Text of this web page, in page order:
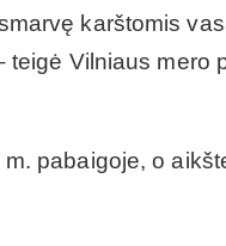
karštomis
Vilniaus mero
pabaigoje, o